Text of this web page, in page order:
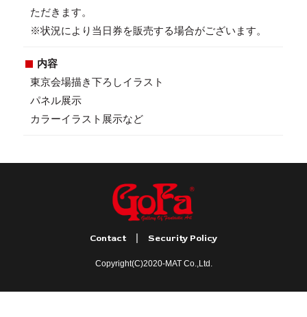
ただきます。
※状況により当日券を販売する場合がございます。
内容
東京会場描き下ろしイラスト
パネル展示
カラーイラスト展示など
Contact | Security Policy
Copyright(C)2020-MAT Co.,Ltd.